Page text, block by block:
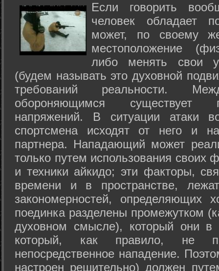
Если говорить
человек обладает
может, по своему
местоположение
либо менять свои
(будем называть это духовной
требований реальности.
обороняющимся существует
напряжений. В ситуации атаки
спортсмена исходят от него и
партнера. Нападающий может
только путем использования своих
и техники айкидо; эти факторы,
времени и в пространстве,
закономерностей, определяющих
поединка разделены промежутком
духовном смысле), который они в
который, как правило, не
непосредственное нападение.
настроен решительно) должен